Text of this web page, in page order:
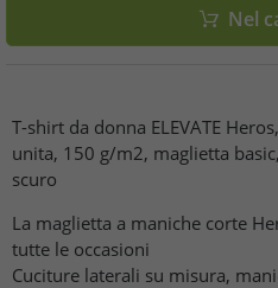
Nel
T-shirt da donna ELEVATE
unita, 150 g/m2, maglietta
scuro
La maglietta a maniche corte
tutte le occasioni
Cuciture laterali su misura,